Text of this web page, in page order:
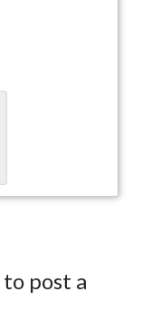
to post a